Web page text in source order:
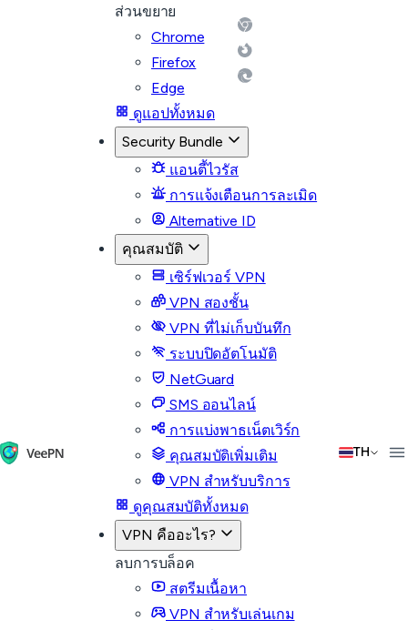
ส่วนขยาย
Chrome
Firefox
Edge
ดูแอปทั้งหมด
Security Bundle
แอนตี้ไวรัส
การแจ้งเตือนการละเมิด
Alternative ID
คุณสมบัติ
เซิร์ฟเวอร์ VPN
VPN สองชั้น
VPN ที่ไม่เก็บบันทึก
ระบบปิดอัตโนมัติ
NetGuard
SMS ออนไลน์
การแบ่งพาธเน็ตเวิร์ก
คุณสมบัติเพิ่มเติม
VPN สำหรับบริการ
ดูคุณสมบัติทั้งหมด
VPN คืออะไร?
ลบการบล็อค
สตรีมเนื้อหา
VPN สำหรับเล่นเกม
TH